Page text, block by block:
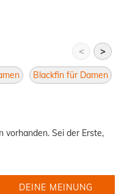
< >
Blackfin für Damen
vorhanden. Sei der Erste,
DEINE MEINUNG